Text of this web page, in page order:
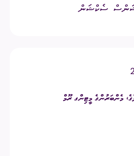
ސެކްޝަން
މެންބަރުންގެ މީޓިންގ ރޫމް